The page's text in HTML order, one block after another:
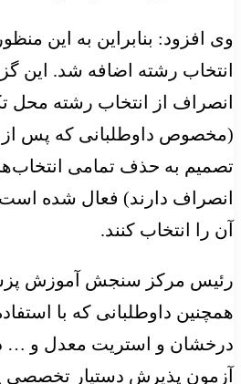
وی افزود: بنابراین به این
انتخاب رشته اضافه شد. این
انصراف از انتخاب رشته محل
(مخصوص داوطلبانی که پس از
تصمیم به حذف تمامی
انصراف دارند) فعال شده است
آن را انتخاب کنند.
رئیس مرکز سنجش آموزش
همچنین داوطلبانی که با
درخشان و استریت معدل و …
آزمون پذیرش دستیار